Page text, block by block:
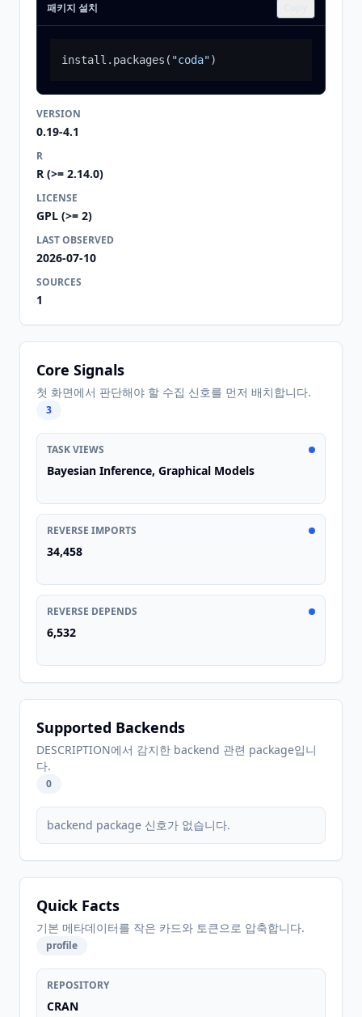
패키지 설치
install.packages ( "coda")
VERSION
0.19-4.1
R
R (>= 2.14.0)
LICENSE
GPL (>= 2)
LAST OBSERVED
2026-07-10
SOURCES
1
Core Signals
첫 화면에서 판단해야 할 수집 신호를 먼저 배치합니다.
3
TASK VIEWS
Bayesian Inference, Graphical Models
REVERSE IMPORTS
34,458
REVERSE DEPENDS
6,532
Supported Backends
DESCRIPTION에서 감지한 backend 관련 package입니
다.
0
backend package 신호가 없습니다.
Quick Facts
기본 메타데이터를 작은 카드와 토큰으로 압축합니다.
profile
REPOSITORY
CRAN